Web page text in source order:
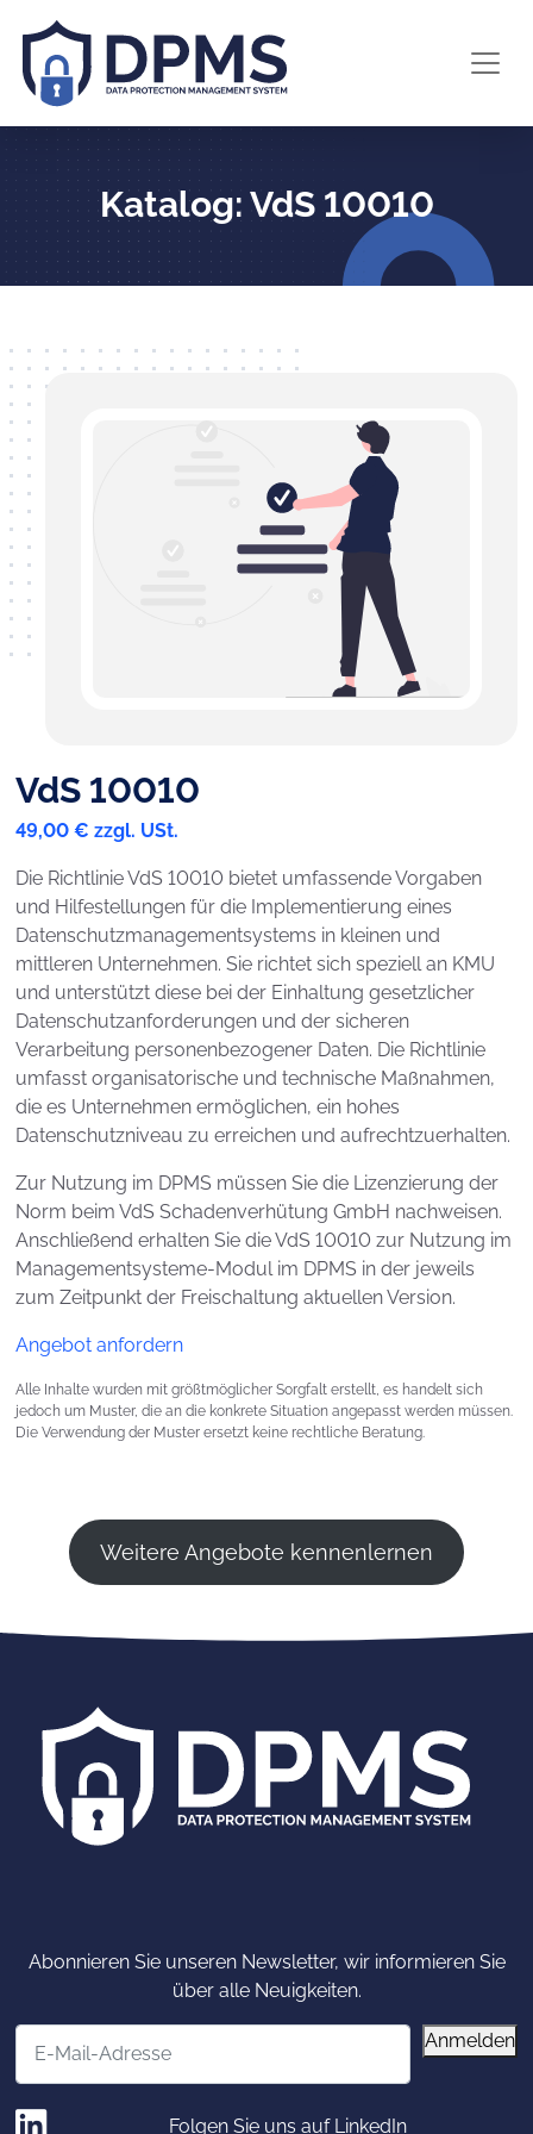
Katalog: VdS 10010
VdS 10010
49,00 € zzgl. USt.
Die Richtlinie VdS 10010 bietet umfassende Vorgaben
und Hilfestellungen für die Implementierung eines
Datenschutzmanagementsystems in kleinen und
mittleren Unternehmen. Sie richtet sich speziell an KMU
und unterstützt diese bei der Einhaltung gesetzlicher
Datenschutzanforderungen und der sicheren
Verarbeitung personenbezogener Daten. Die Richtlinie
umfasst organisatorische und technische Maßnahmen,
die es Unternehmen ermöglichen, ein hohes
Datenschutzniveau zu erreichen und aufrechtzuerhalten.
Zur Nutzung im DPMS müssen Sie die Lizenzierung der
Norm beim VdS Schadenverhütung GmbH nachweisen.
Anschließend erhalten Sie die VdS 10010 zur Nutzung im
Managementsysteme-Modul im DPMS in der jeweils
zum Zeitpunkt der Freischaltung aktuellen Version.
Angebot anfordern
Alle Inhalte wurden mit größtmöglicher Sorgfalt erstellt, es handelt sich
jedoch um Muster, die an die konkrete Situation angepasst werden müssen.
Die Verwendung der Muster ersetzt keine rechtliche Beratung.
Weitere Angebote kennenlernen
Abonnieren Sie unseren Newsletter, wir informieren Sie
über alle Neuigkeiten.
Anmelden
Folgen Sie uns auf LinkedIn